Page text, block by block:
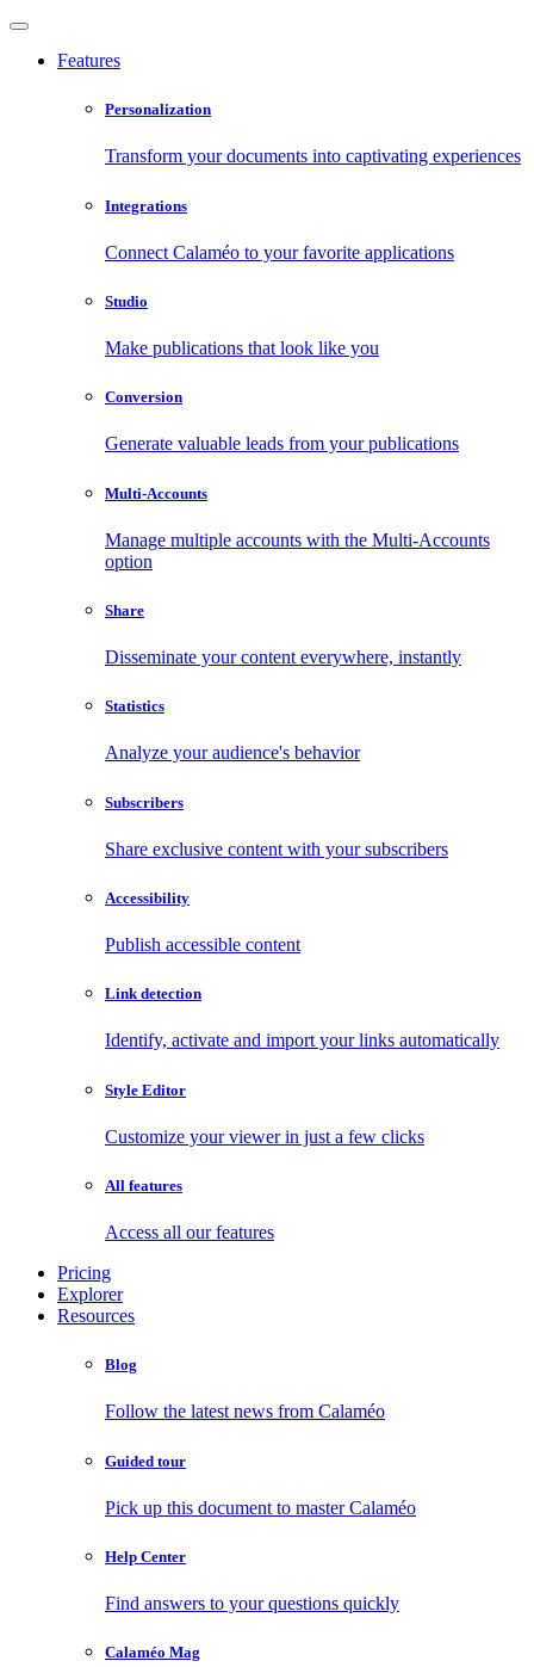
Features
Personalization
Transform your documents into captivating experiences
Integrations
Connect Calaméo to your favorite applications
Studio
Make publications that look like you
Conversion
Generate valuable leads from your publications
Multi-Accounts
Manage multiple accounts with the Multi-Accounts
option
Share
Disseminate your content everywhere, instantly
Statistics
Analyze your audience's behavior
Subscribers
Share exclusive content with your subscribers
Accessibility
Publish accessible content
Link detection
Identify, activate and import your links automatically
Style Editor
Customize your viewer in just a few clicks
All features
Access all our features
Pricing
Explorer
Resources
Blog
Follow the latest news from Calaméo
Guided tour
Pick up this document to master Calaméo
Help Center
Find answers to your questions quickly
Calaméo Mag